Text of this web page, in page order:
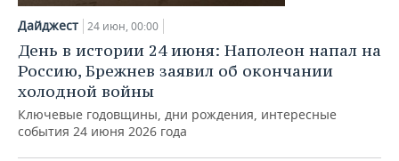
Дайджест 24 июн, 00:00
День в истории 24 июня: Наполеон напал на
Россию, Брежнев заявил об окончании
холодной войны
Ключевые годовщины, дни рождения, интересные
события 24 июня 2026 года